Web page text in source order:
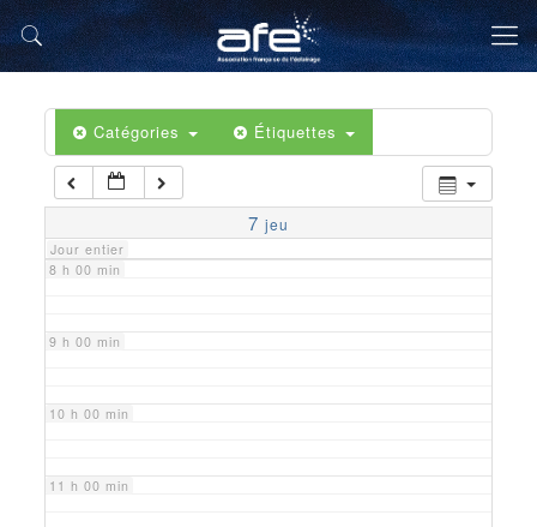
Catégories Étiquettes
7 jeu
Jour entier
5 h 00 min
6 h 00 min
7 h 00 min
8 h 00 min
9 h 00 min
10 h 00 min
11 h 00 min